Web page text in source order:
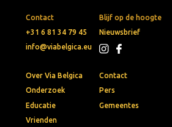
Contact
+31 6 81 34 79 45
info@viabelgica.eu
Blijf op de hoogte
Nieuwsbrief
Over Via Belgica
Onderzoek
Educatie
Vrienden
Contact
Pers
Gemeentes